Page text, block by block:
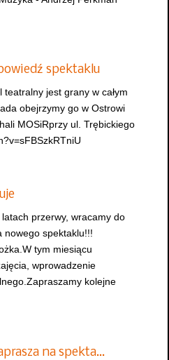
spektaklu
jest grany w całym
obejrzymy go w Ostrowi
MOSiRprzy ul. Trębickiego
przerwy, wracamy do
nowego spektaklu!!!
tym miesiącu
wprowadzenie
kolejne
na spekta…